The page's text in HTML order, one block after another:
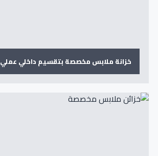
خزانة ملابس مخصصة بتقسيم داخلي عملي